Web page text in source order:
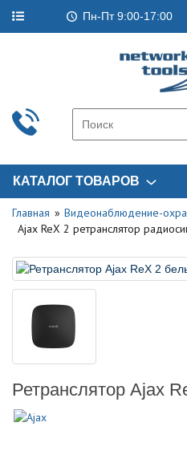
Пн-Пт 9:00-17:00
КАТАЛОГ ТОВАРОВ
Главная Видеонаблюдение-
Ajax ReX 2 ретранслятор
Ретранслятор Ajax